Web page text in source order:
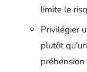
limite le
Privilégier
plutôt